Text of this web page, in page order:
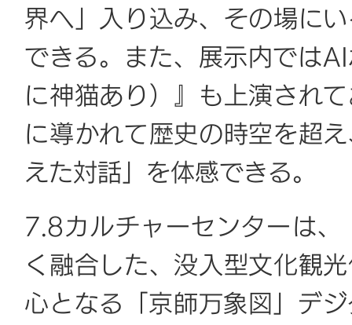
界へ」入り込み、その場に
できる。また、展示内では
に神猫あり）』も上演され
に導かれて歴史の時空を超
えた対話」を体感できる。
7.8カルチャーセンターは
く融合した、没入型文化観
心となる「京師万象図」デ